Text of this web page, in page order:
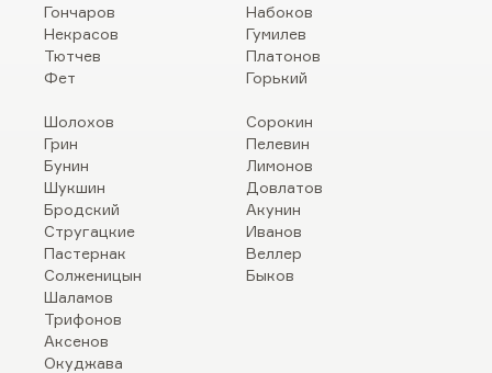
Гончаров
Некрасов
Тютчев
Фет
Набоков
Гумилев
Платонов
Горький
Шолохов
Грин
Бунин
Шукшин
Бродский
Стругацкие
Пастернак
Солженицын
Шаламов
Трифонов
Аксенов
Окуджава
Сорокин
Пелевин
Лимонов
Довлатов
Акунин
Иванов
Веллер
Быков